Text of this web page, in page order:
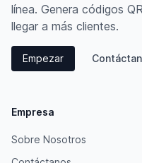
línea. Genera códigos
llegar a más clientes.
Empezar
Empresa
Sobre Nosotros